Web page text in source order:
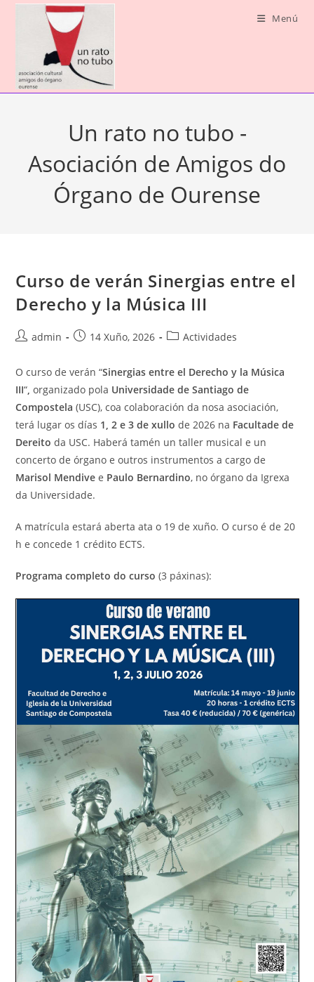
Saltar
Menú
Un rato no tubo -
Asociación de Amigos do
Órgano de Ourense
Curso de verán Sinergias entre el
Derecho y la Música III
Autor
entrada:
admin
Publicación
entrada:
14 Xuño, 2026
Categoría
entrada:
Actividades
O curso de verán “Sinergias entre el Derecho y la Música
III“,organizado pola Universidade de Santiago de
Compostela (USC), coa colaboración da nosa asociación,
terá lugar os días 1, 2 e 3 de xullo de 2026 na Facultade de
Dereito da USC. Haberá tamén un taller musical e un
concerto de órgano e outros instrumentos a cargo de
Marisol Mendive e Paulo Bernardino, no órgano da Igrexa
da Universidade.
A matrícula estará aberta ata o 19 de xuño. O curso é de 20
h e concede 1 crédito ECTS.
Programa completo do curso (3 páxinas):